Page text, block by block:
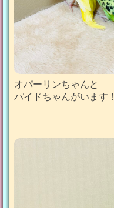
オパーリンちゃんと
パイドちゃんがいます！